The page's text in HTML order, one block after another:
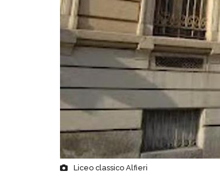
Liceo classico Alfieri